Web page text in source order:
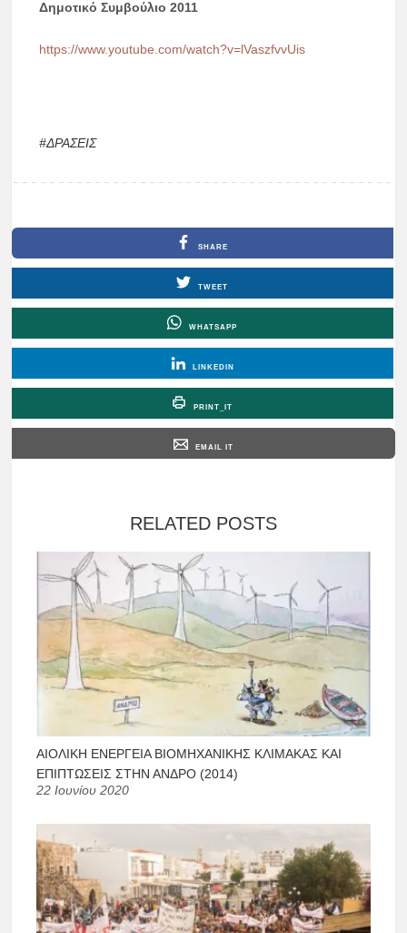
Δημοτικό Συμβούλιο 2011
https://www.youtube.com/watch?v=lVaszfvvUis
#ΔΡΑΣΕΙΣ
SHARE
TWEET
WHATSAPP
LINKEDIN
PRINT_IT
EMAIL IT
RELATED POSTS
ΑΙΟΛΙΚΉ ΕΝΈΡΓΕΙΑ ΒΙΟΜΗΧΑΝΙΚΉΣ ΚΛΊΜΑΚΑΣ ΚΑΙ
ΕΠΙΠΤΏΣΕΙΣ ΣΤΗΝ ΆΝΔΡΟ (2014)
22 Ιουνίου 2020